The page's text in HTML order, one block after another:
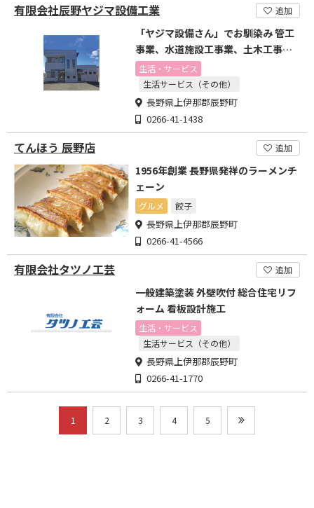
有限会社辰野ヤジマ設備工業 追加
「ヤジマ設備さん」でお馴染み 管工
事業、水道施設工事業、土木工事
業、消防施設工事業
生活・サービス
生活サービス（その他）
長野県上伊那郡辰野町
0266-41-1438
てんほう 辰野店 追加
1956年創業 長野県発祥のラーメンチ
ェーン
グルメ 餃子
長野県上伊那郡辰野町
0266-41-4566
有限会社タツノ工芸 追加
一般建築塗装 外壁吹付 総合住宅リフ
ォーム 看板設計施工
生活・サービス
生活サービス（その他）
長野県上伊那郡辰野町
0266-41-1770
1 2 3 4 5